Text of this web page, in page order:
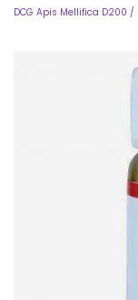
DCG Apis Mellifica D200 /